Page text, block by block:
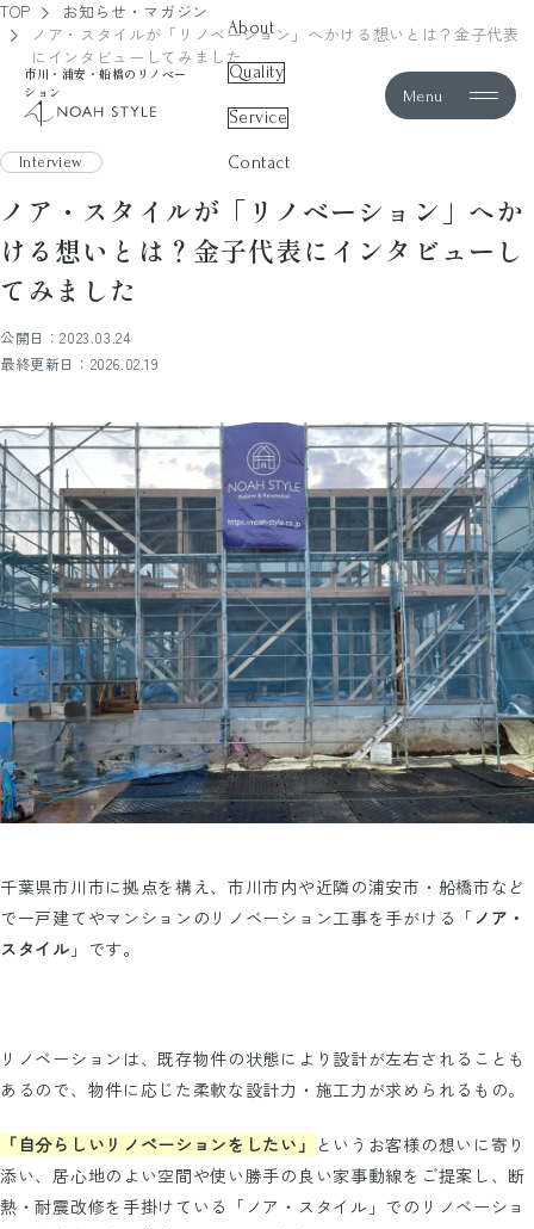
市川・浦安・船橋のリノベー
ション
noah style
About
Quality
Service
Contact
Menu
TOP
お知らせ・マガジン
ノア・スタイルが「リノベーション」へかける想いとは？金子代表
にインタビューしてみました
Interview
ノア・スタイルが「リノベーション」へか
ける想いとは？金子代表にインタビューし
てみました
公開日：2023.03.24
最終更新日：2026.02.19
千葉県市川市に拠点を構え、市川市内や近隣の浦安市・船橋市など
で一戸建てやマンションのリノベーション工事を手がける「ノア・
スタイル 」です。
リノベーションは、既存物件の状態により設計が左右されることも
あるので、物件に応じた柔軟な設計力・施工力が求められるもの。
「自分らしいリノベーションをしたい」 というお客様の想いに寄り
添い、居心地のよい空間や使い勝手の良い家事動線をご提案し、断
熱・耐震改修を手掛けている「ノア・スタイル」でのリノベーショ